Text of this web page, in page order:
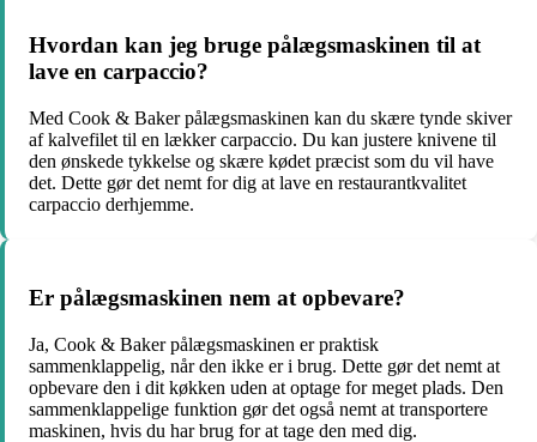
Hvordan kan jeg bruge pålægsmaskinen til at
lave en carpaccio?
Med Cook & Baker pålægsmaskinen kan du skære tynde skiver
af kalvefilet til en lækker carpaccio. Du kan justere knivene til
den ønskede tykkelse og skære kødet præcist som du vil have
det. Dette gør det nemt for dig at lave en restaurantkvalitet
carpaccio derhjemme.
Er pålægsmaskinen nem at opbevare?
Ja, Cook & Baker pålægsmaskinen er praktisk
sammenklappelig, når den ikke er i brug. Dette gør det nemt at
opbevare den i dit køkken uden at optage for meget plads. Den
sammenklappelige funktion gør det også nemt at transportere
maskinen, hvis du har brug for at tage den med dig.